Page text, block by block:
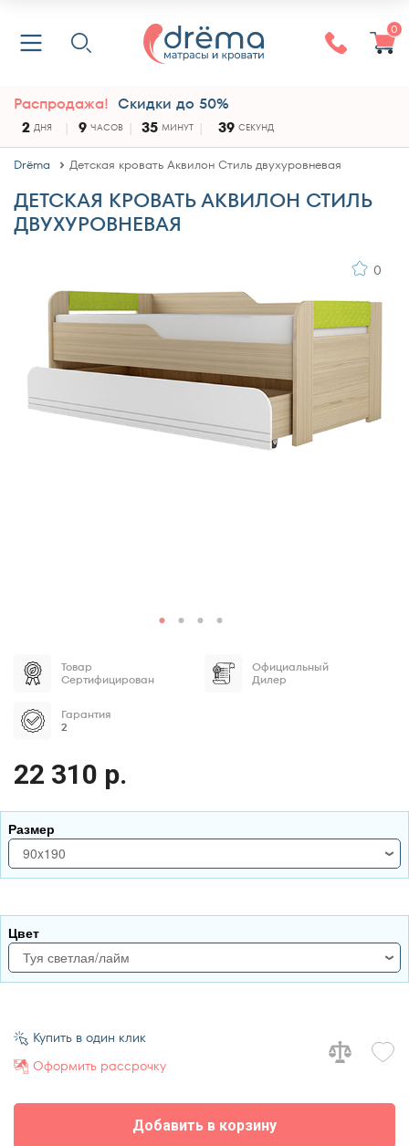
0
Распродажа! Скидки до 50%
2 ДНЯ 9 ЧАСОВ 35 МИНУТ 39 СЕКУНД
Drёma Детская кровать Аквилон Стиль двухуровневая
ДЕТСКАЯ КРОВАТЬ АКВИЛОН СТИЛЬ
ДВУХУРОВНЕВАЯ
0
Товар
Сертифицирован
Официальный
Дилер
Гарантия
2
22 310 р.
Размер
90x190
90x190
Цвет
Туя светлая/лайм
туя светлая/лайм
Добавить в корзину
Купить в один клик
Оформить рассрочку